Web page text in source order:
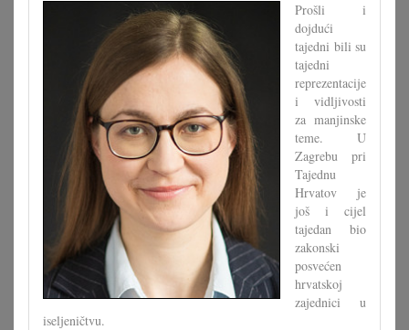
Prošli i
dojdući
tajedni bili su
tajedni
reprezentacije
i vidljivosti
za manjinske
teme. U
Zagrebu pri
Tajednu
Hrvatov je
još i cijel
tajedan bio
zakonski
posvećen
hrvatskoj
zajednici u
iseljeničtvu.